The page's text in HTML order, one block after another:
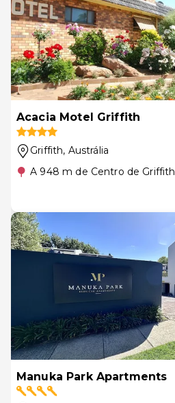
Acacia Motel Griffith
Griffith, Austrália
A 948 m de Centro de Griffith
Manuka Park Apartments